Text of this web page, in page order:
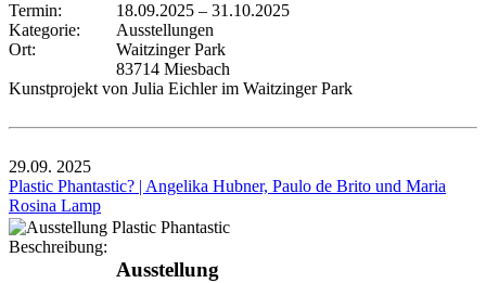
Termin: 18.09.2025 – 31.10.2025
Kategorie:
Ausstellungen
Ort:
Waitzinger Park
83714 Miesbach
Kunstprojekt von Julia Eichler im Waitzinger Park
29.09. 2025
Plastic Phantastic? | Angelika Hubner, Paulo de Brito und Maria
Rosina Lamp
Beschreibung:
Ausstellung